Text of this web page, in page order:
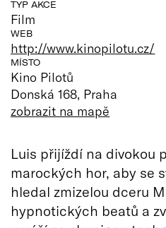
TYP AKCE
Film
WEB
http://www.kinopilotu.cz/
MÍSTO
Kino Pilotů
Donská 168, Praha
zobrazit na mapě
Luis přijíždí na divokou
marockých hor, aby se
hledal zmizelou dceru
hypnotických beatů a